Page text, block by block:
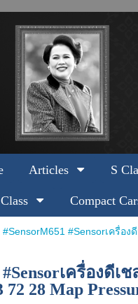
Articles S
Compact
#Sensorเครื่อ
เครื่องดี
72 28 Map